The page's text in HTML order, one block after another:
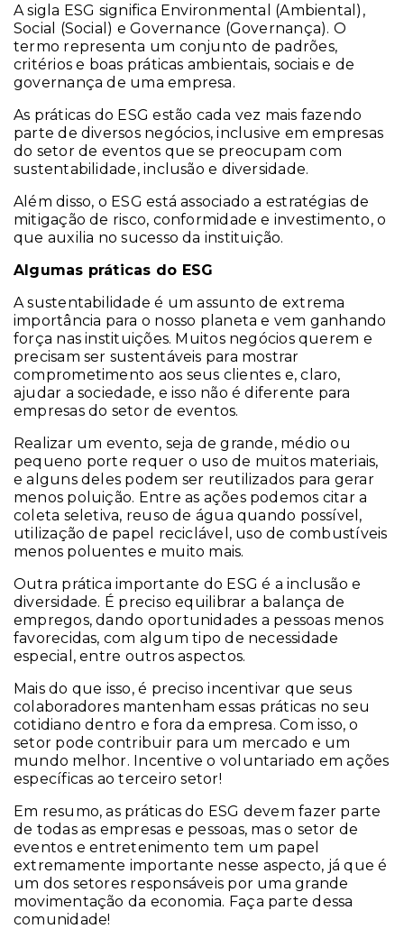
A sigla ESG significa Environmental (Ambiental),
Social (Social) e Governance (Governança). O
termo representa um conjunto de padrões,
critérios e boas práticas ambientais, sociais e de
governança de uma empresa.
As práticas do ESG estão cada vez mais fazendo
parte de diversos negócios, inclusive em empresas
do setor de eventos que se preocupam com
sustentabilidade, inclusão e diversidade.
Além disso, o ESG está associado a estratégias de
mitigação de risco, conformidade e investimento, o
que auxilia no sucesso da instituição.
Algumas práticas do ESG
A sustentabilidade é um assunto de extrema
importância para o nosso planeta e vem ganhando
força nas instituições. Muitos negócios querem e
precisam ser sustentáveis para mostrar
comprometimento aos seus clientes e, claro,
ajudar a sociedade, e isso não é diferente para
empresas do setor de eventos.
Realizar um evento, seja de grande, médio ou
pequeno porte requer o uso de muitos materiais,
e alguns deles podem ser reutilizados para gerar
menos poluição. Entre as ações podemos citar a
coleta seletiva, reuso de água quando possível,
utilização de papel reciclável, uso de combustíveis
menos poluentes e muito mais.
Outra prática importante do ESG é a inclusão e
diversidade. É preciso equilibrar a balança de
empregos, dando oportunidades a pessoas menos
favorecidas, com algum tipo de necessidade
especial, entre outros aspectos.
Mais do que isso, é preciso incentivar que seus
colaboradores mantenham essas práticas no seu
cotidiano dentro e fora da empresa. Com isso, o
setor pode contribuir para um mercado e um
mundo melhor. Incentive o voluntariado em ações
específicas ao terceiro setor!
Em resumo, as práticas do ESG devem fazer parte
de todas as empresas e pessoas, mas o setor de
eventos e entretenimento tem um papel
extremamente importante nesse aspecto, já que é
um dos setores responsáveis por uma grande
movimentação da economia. Faça parte dessa
comunidade!